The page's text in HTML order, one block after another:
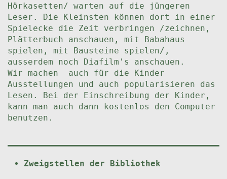
Hörkasetten/ warten auf die jüngeren
Leser. Die Kleinsten können dort in einer
Spielecke die Zeit verbringen /zeichnen,
Plätterbuch anschauen, mit Babahaus
spielen, mit Bausteine spielen/,
ausserdem noch Diafilm's anschauen.
Wir machen auch für die Kinder
Ausstellungen und auch popularisieren das
Lesen. Bei der Einschreibung der Kinder,
kann man auch dann kostenlos den Computer
benutzen.
Zweigstellen der Bibliothek